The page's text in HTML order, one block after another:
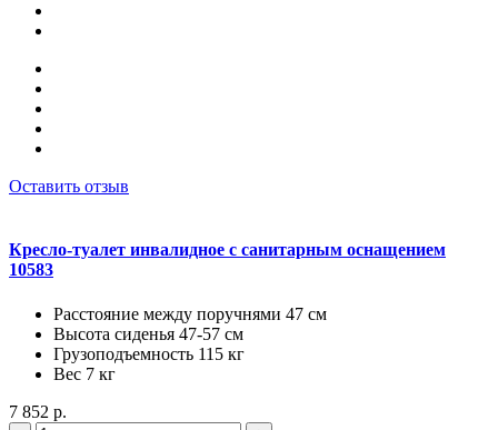
Оставить отзыв
Кресло-туалет инвалидное с санитарным оснащением
10583
Расстояние между поручнями 47 см
Высота сиденья 47-57 см
Грузоподъемность 115 кг
Вес 7 кг
7 852 р.